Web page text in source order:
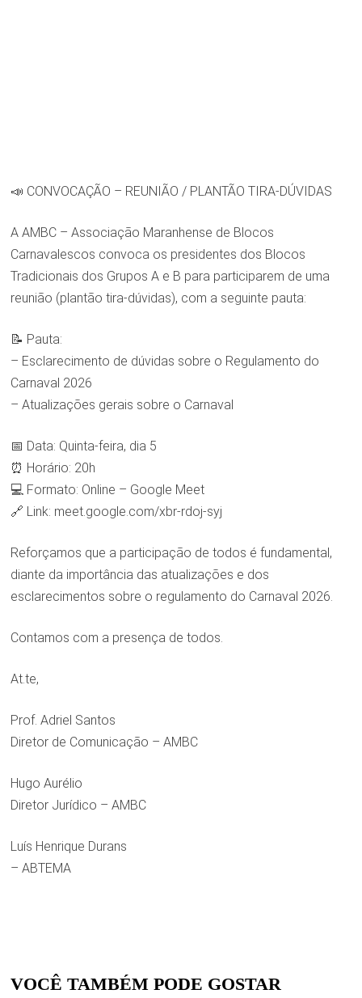
📣 CONVOCAÇÃO – REUNIÃO / PLANTÃO TIRA-DÚVIDAS
A AMBC – Associação Maranhense de Blocos
Carnavalescos convoca os presidentes dos Blocos
Tradicionais dos Grupos A e B para participarem de uma
reunião (plantão tira-dúvidas), com a seguinte pauta:
📝 Pauta:
– Esclarecimento de dúvidas sobre o Regulamento do
Carnaval 2026
– Atualizações gerais sobre o Carnaval
📅 Data: Quinta-feira, dia 5
⏰ Horário: 20h
💻 Formato: Online – Google Meet
🔗 Link: meet.google.com/xbr-rdoj-syj
Reforçamos que a participação de todos é fundamental,
diante da importância das atualizações e dos
esclarecimentos sobre o regulamento do Carnaval 2026.
Contamos com a presença de todos.
At.te,
Prof. Adriel Santos
Diretor de Comunicação – AMBC
Hugo Aurélio
Diretor Jurídico – AMBC
Luís Henrique Durans
– ABTEMA
VOCÊ TAMBÉM PODE GOSTAR